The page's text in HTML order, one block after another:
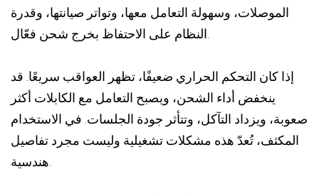
الموصلات، وسهولة التعامل معها، وتواتر صيانتها، وقدرة
إذا كان التحكم الحراري ضعيفًا، تظهر العواقب سريعًا. قد
ينخفض ​​أداء الشحن، ويصبح التعامل مع الكابلات أكثر
صعوبة، ويزداد التآكل، وتتأثر جودة الجلسات. في الاستخدام
المكثف، تُعدّ هذه مشكلات تشغيلية وليست مجرد تفاصيل